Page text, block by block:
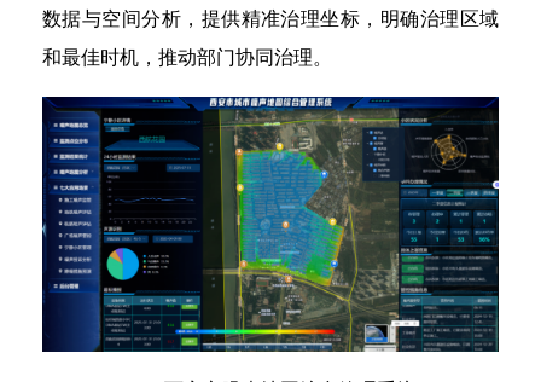
数据与空间分析，提供精准治理坐标，明确治理区域
和最佳时机，推动部门协同治理。